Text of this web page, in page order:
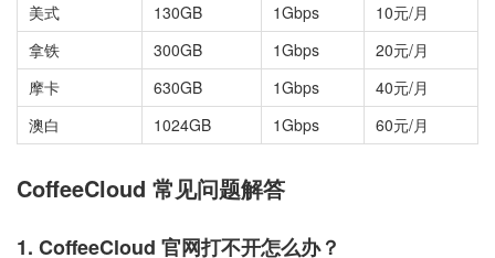
美式
130GB 1Gbps
10元/月
拿铁
300GB 1Gbps
20元/月
摩卡
630GB 1Gbps
40元/月
澳白
1024GB 1Gbps 60元/月
CoffeeCloud 常见问题解答
1. CoffeeCloud 官网打不开怎么办？